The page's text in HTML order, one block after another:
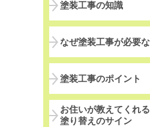
塗装工事の知識
なぜ塗装工事が必要
塗装工事のポイント
お住いが教えてくれる
塗り替えのサイン